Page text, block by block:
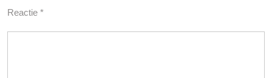
Reactie *